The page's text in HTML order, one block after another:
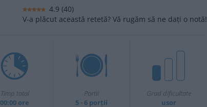
4.9 (40)
V-a plăcut această retetă? Vă rugăm să ne dați o notă!
Timp total
00:00 ore
Portii
5 - 6 porții
Grad dificultate
usor